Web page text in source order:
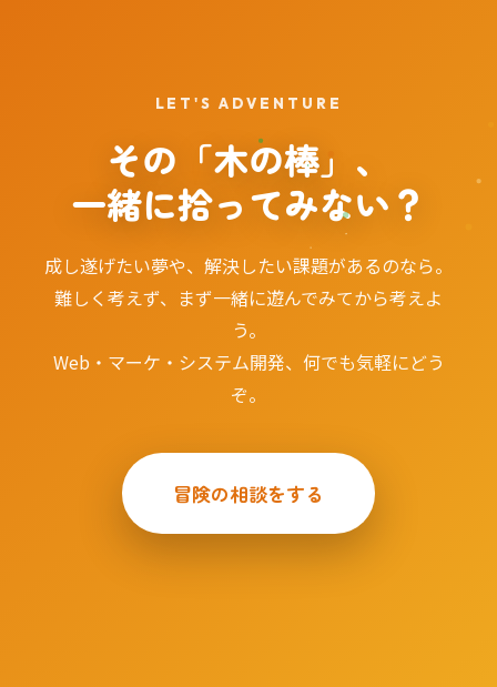
LET'S ADVENTURE
その「木の棒」、
一緒に拾ってみない？
成し遂げたい夢や、解決したい課題があるのなら。
難しく考えず、まず一緒に遊んでみてから考えよ
う。
Web・マーケ・システム開発、何でも気軽にどう
ぞ。
冒険の相談をする